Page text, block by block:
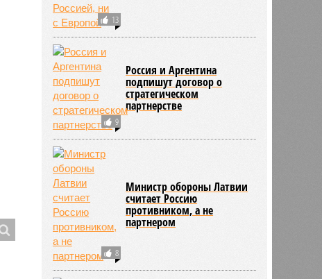
13
9
Россия и Аргентина
подпишут договор о
стратегическом
партнерстве
8
Министр обороны Латвии
считает Россию
противником, а не
партнером